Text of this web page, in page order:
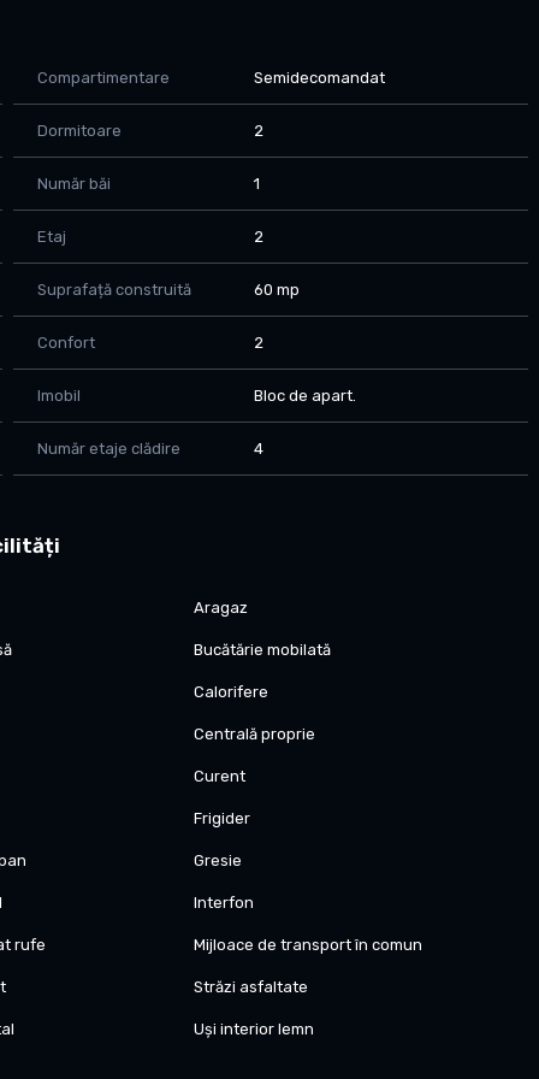
nimic altceva
Compartimentare Semidecomandat
Dormitoare 2
Număr băi 1
Etaj 2
Suprafață construită 60 mp
Confort 2
Imobil Bloc de apart.
Număr etaje clădire 4
Aragaz
Bucătărie mobilată
Calorifere
Centrală proprie
Curent
Frigider
Gresie
Interfon
rufe Mijloace de transport în comun
Străzi asfaltate
Uși interior lemn